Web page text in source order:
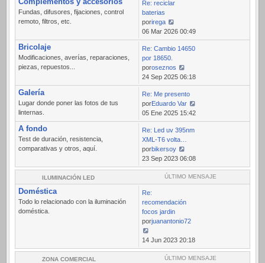
mensaje
Fundas, difusores, fijaciones, control
remoto, filtros, etc.
Re: reciclar
baterias
porirega
Ver
último
mensaje
06 Mar 2026 00:49
Bricolaje
Modificaciones, averías, reparaciones,
piezas, repuestos...
Re: Cambio 14650
por 18650.
poroseznos
Ver
último
mensaje
24 Sep 2025 06:18
Galería
Lugar donde poner las fotos de tus
linternas.
Re: Me presento
porEduardo Var
Ver
último
mensaje
05 Ene 2025 15:42
A fondo
Test de duración, resistencia,
comparativas y otros, aquí.
Re: Led uv 395nm
XML-T6 volta…
porbikersoy
Ver
último
mensaje
23 Sep 2023 06:08
ILUMINACIÓN LED ÚLTIMO MENSAJE
Doméstica
Todo lo relacionado con la iluminación
doméstica.
Re:
recomendación
focos jardin
porjuanantonio72
Ver
último
mensaje
14 Jun 2023 20:18
ZONA COMERCIAL ÚLTIMO MENSAJE